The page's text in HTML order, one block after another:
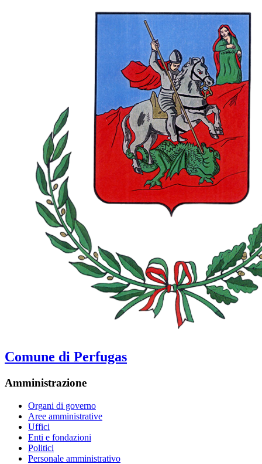
Comune di Perfugas
Amministrazione
Organi di governo
Aree amministrative
Uffici
Enti e fondazioni
Politici
Personale amministrativo